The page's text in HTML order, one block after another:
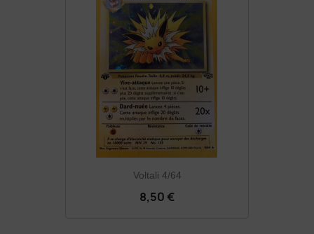
Voltali 4/64
8,50 €